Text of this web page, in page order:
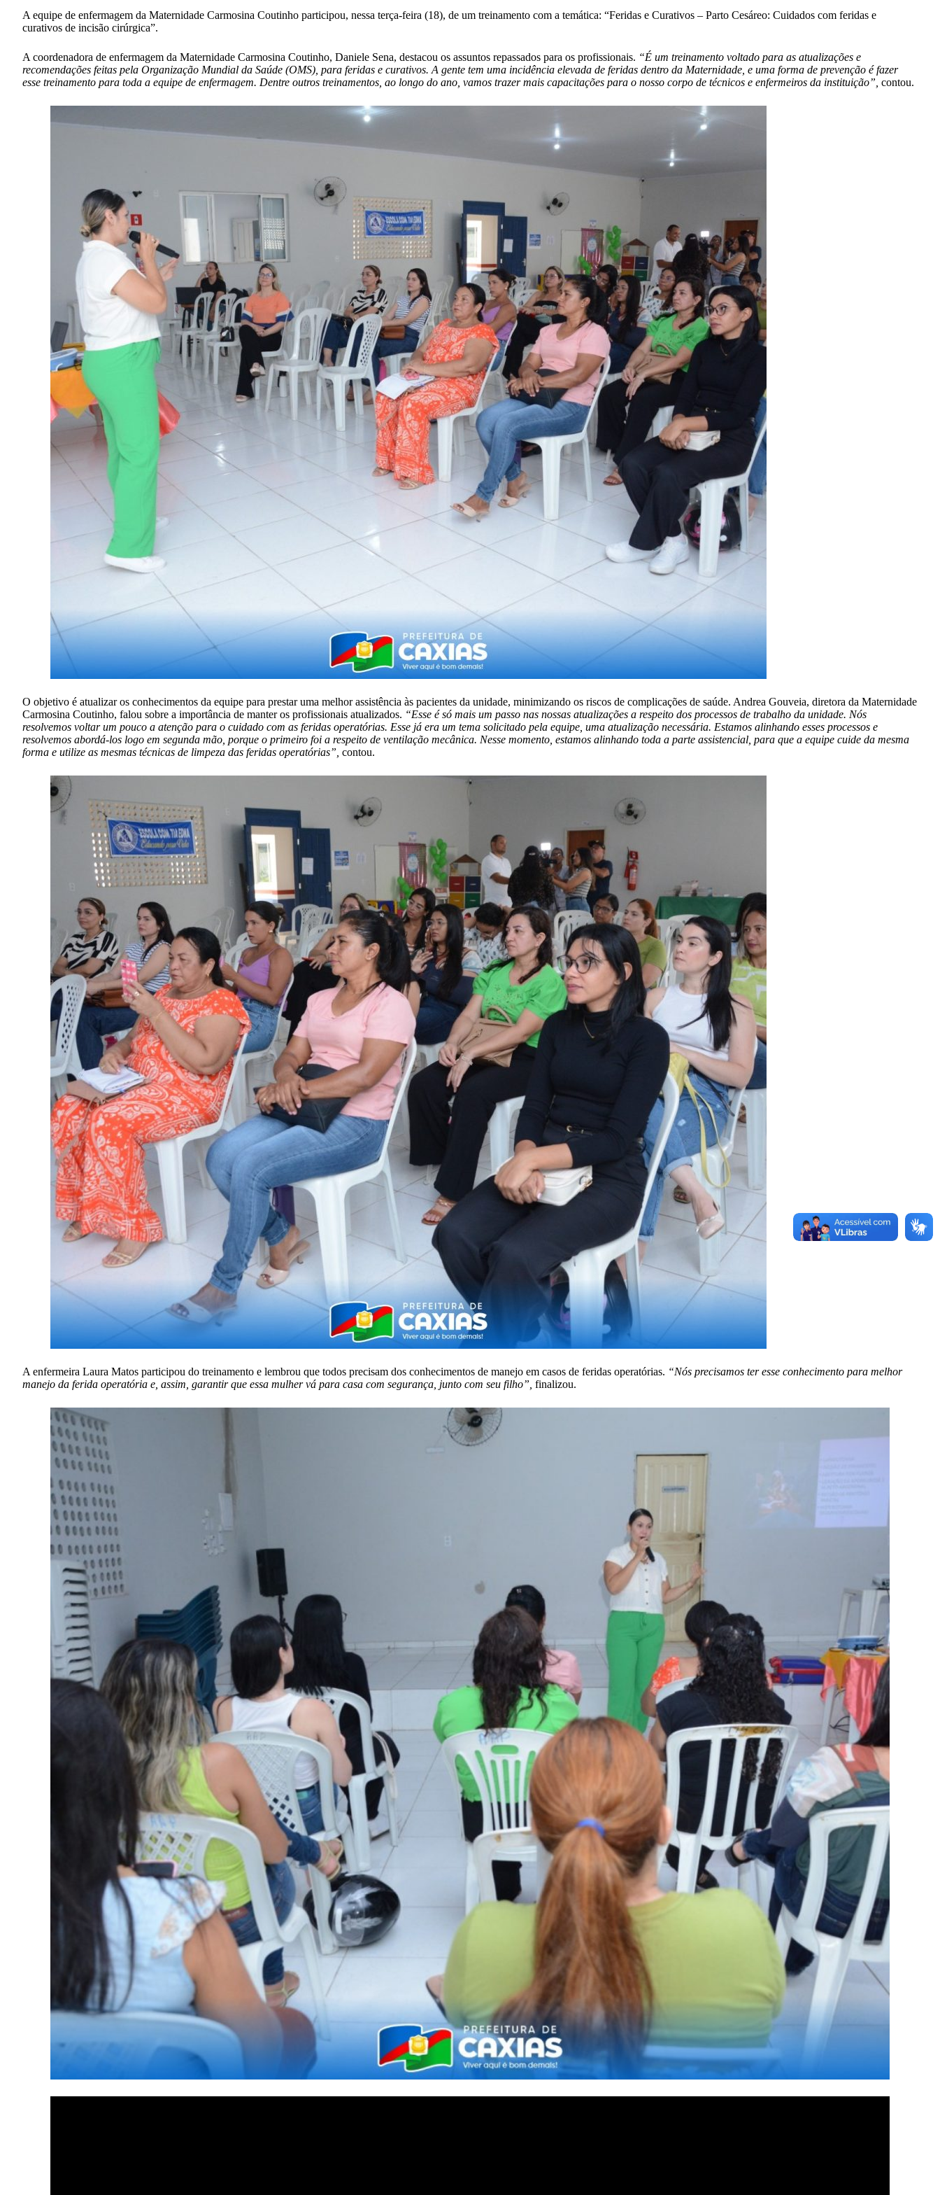
A equipe de enfermagem da Maternidade Carmosina Coutinho participou, nessa terça-feira (18), de um treinamento com a temática: “Feridas e Curativos – Parto Cesáreo: Cuidados com feridas e
curativos de incisão cirúrgica”.
A coordenadora de enfermagem da Maternidade Carmosina Coutinho, Daniele Sena, destacou os assuntos repassados para os profissionais. “É um treinamento voltado para as atualizações e
recomendações feitas pela Organização Mundial da Saúde (OMS), para feridas e curativos. A gente tem uma incidência elevada de feridas dentro da Maternidade, e uma forma de prevenção é fazer
esse treinamento para toda a equipe de enfermagem. Dentre outros treinamentos, ao longo do ano, vamos trazer mais capacitações para o nosso corpo de técnicos e enfermeiros da instituição”, contou.
O objetivo é atualizar os conhecimentos da equipe para prestar uma melhor assistência às pacientes da unidade, minimizando os riscos de complicações de saúde. Andrea Gouveia, diretora da Maternidade
Carmosina Coutinho, falou sobre a importância de manter os profissionais atualizados. “Esse é só mais um passo nas nossas atualizações a respeito dos processos de trabalho da unidade. Nós
resolvemos voltar um pouco a atenção para o cuidado com as feridas operatórias. Esse já era um tema solicitado pela equipe, uma atualização necessária. Estamos alinhando esses processos e
resolvemos abordá-los logo em segunda mão, porque o primeiro foi a respeito de ventilação mecânica. Nesse momento, estamos alinhando toda a parte assistencial, para que a equipe cuide da mesma
forma e utilize as mesmas técnicas de limpeza das feridas operatórias”, contou.
A enfermeira Laura Matos participou do treinamento e lembrou que todos precisam dos conhecimentos de manejo em casos de feridas operatórias. “Nós precisamos ter esse conhecimento para melhor
manejo da ferida operatória e, assim, garantir que essa mulher vá para casa com segurança, junto com seu filho”, finalizou.